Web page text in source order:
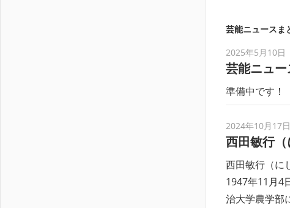
芸能ニュースま
2025年5月10日
芸能ニュー
準備中です！
2024年10月17日
西田敏行（
西田敏行（に
1947年11月4
治大学農学部